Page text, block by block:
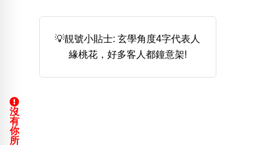
888尾
999尾 777尾 9字頭 6字頭
無4字
全大數字
5萬以上 生天延 全吉星(全號)
清除全部分類
💡靚號小貼士: 玄學角度4字代表人
緣桃花，好多客人都鐘意架!
沒
有
你
所